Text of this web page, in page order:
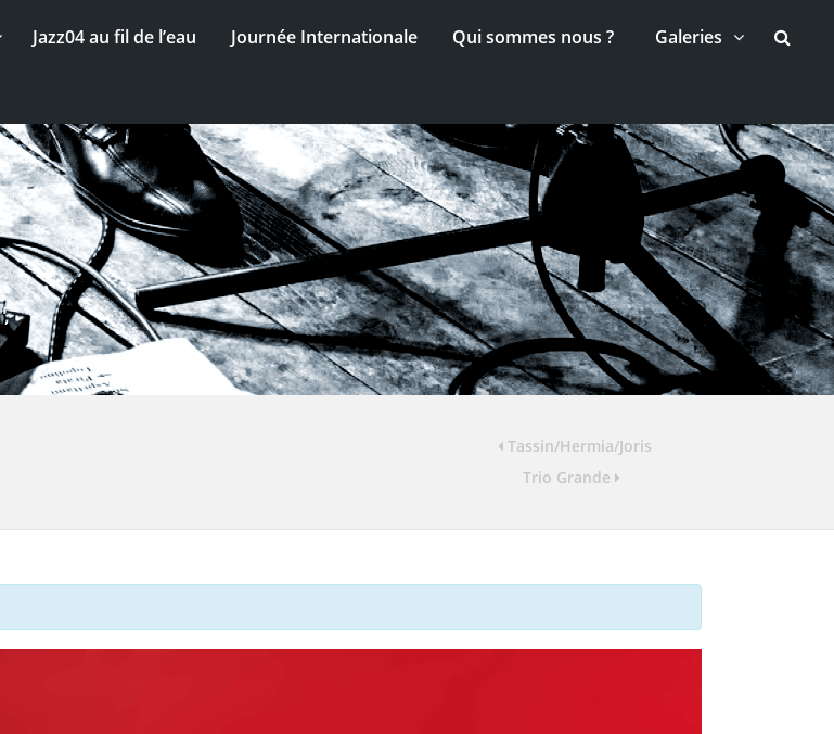
Jazz04 au fil de l’eau Journée Internationale Qui sommes nous ? Galeries
Tassin/Hermia/Joris
Trio Grande